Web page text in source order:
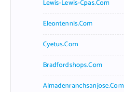
Lewis-Lewis-Cpas.com
Eleontennis.com
Cyetus.com
Bradfordshops.com
Almadenranchsanjose.com